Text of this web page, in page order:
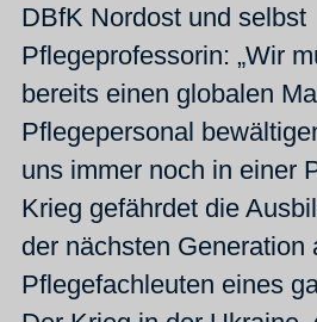
DBfK Nordost und selbst
Pflegeprofessorin: „Wir
bereits einen globalen
Pflegepersonal
uns immer noch in einer
Krieg gefährdet die
der nächsten Generation
Pflegefachleuten eines